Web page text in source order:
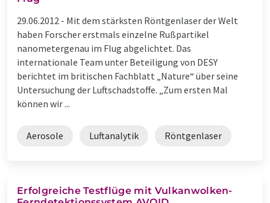
29.06.2012 - Mit dem stärksten Röntgenlaser der Welt
haben Forscher erstmals einzelne Rußpartikel
nanometergenau im Flug abgelichtet. Das
internationale Team unter Beteiligung von DESY
berichtet im britischen Fachblatt „Nature“ über seine
Untersuchung der Luftschadstoffe. „Zum ersten Mal
können wir ...
Aerosole Luftanalytik Röntgenlaser
Erfolgreiche Testflüge mit Vulkanwolken-